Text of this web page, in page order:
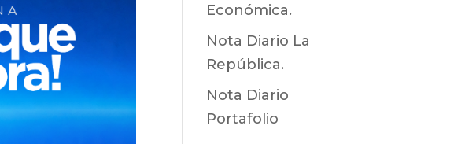
Económica.
Nota Diario La
República.
Nota Diario
Portafolio